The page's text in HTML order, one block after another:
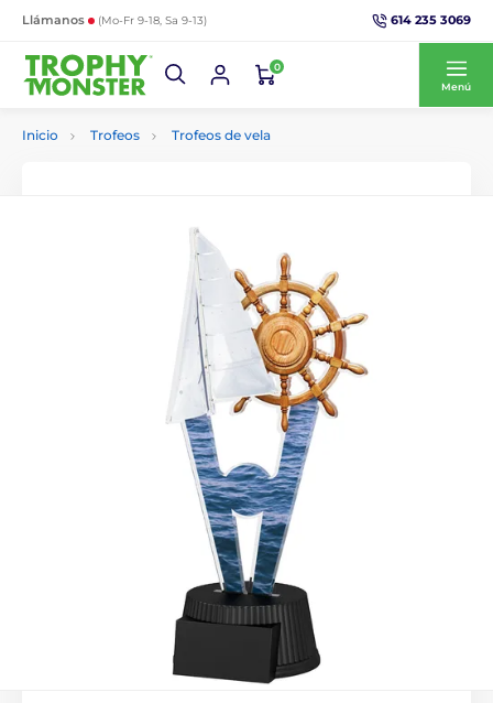
Llámanos (Mo-Fr 9-18, Sa 9-13) 614 235 3069
0
Menú
Inicio Trofeos Trofeos de vela